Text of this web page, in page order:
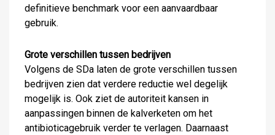
definitieve benchmark voor een aanvaardbaar
gebruik.
Grote verschillen tussen bedrijven
Volgens de SDa laten de grote verschillen tussen
bedrijven zien dat verdere reductie wel degelijk
mogelijk is. Ook ziet de autoriteit kansen in
aanpassingen binnen de kalverketen om het
antibioticagebruik verder te verlagen. Daarnaast